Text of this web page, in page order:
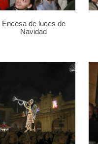
Encesa de luces de
Navidad